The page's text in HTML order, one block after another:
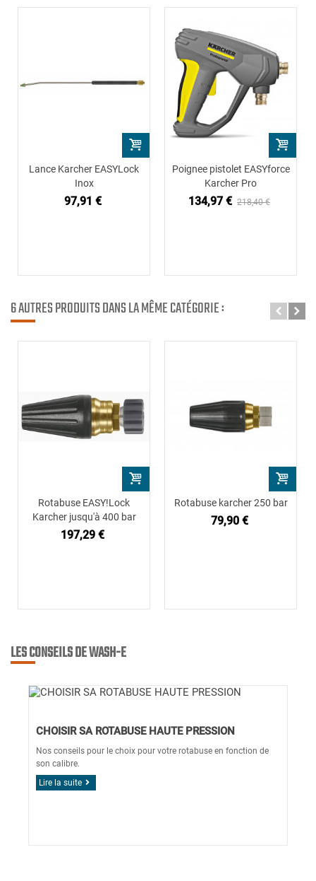
Lance Karcher EASYLock
Inox
97,91 €
Poignee pistolet EASYforce
Karcher Pro
134,97 € 218,40 €
6 AUTRES PRODUITS DANS LA MÊME CATÉGORIE :
Rotabuse EASY!Lock
Karcher jusqu'à 400 bar
197,29 €
Rotabuse karcher 250 bar
79,90 €
LES CONSEILS DE WASH-E
CHOISIR SA ROTABUSE HAUTE PRESSION
Nos conseils pour le choix pour votre rotabuse en fonction de
son calibre.
Lire la suite